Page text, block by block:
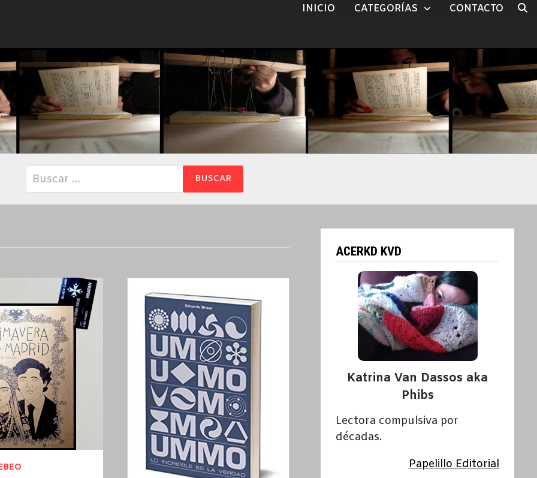
INICIO CATEGORÍAS CONTACTO
Buscar:
ACERKD KVD
Katrina Van Dassos aka
Phibs
Lectora compulsiva por
décadas.
Papelillo Editorial